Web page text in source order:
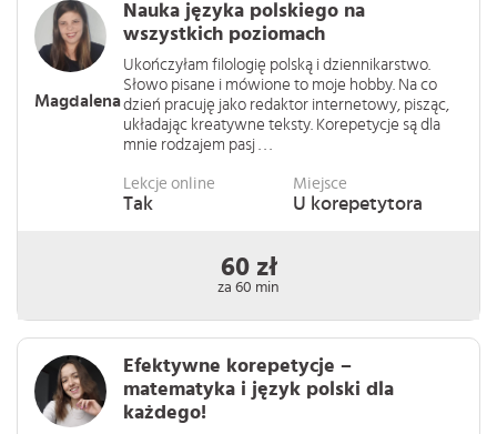
Magdalena
Nauka języka polskiego na
wszystkich poziomach
Ukończyłam filologię polską i dziennikarstwo.
Słowo pisane i mówione to moje hobby. Na co
dzień pracuję jako redaktor internetowy, pisząc,
układając kreatywne teksty. Korepetycje są dla
mnie rodzajem pasj . . .
Lekcje online
Tak
Miejsce
U korepetytora
60 zł
za 60 min
Efektywne korepetycje –
matematyka i język polski dla
każdego!